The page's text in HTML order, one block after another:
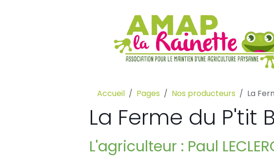
Accueil Pages Nos producteurs La
La Ferme du P'tit
L'agriculteur : Paul